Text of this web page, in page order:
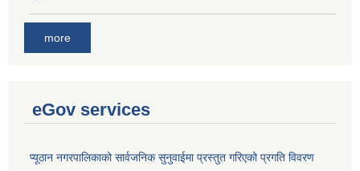
more
eGov services
प्यूठान नगरपालिकाको सार्वजनिक सुनुवाईमा प्रस्तुत गरिएको प्रगति विवरण